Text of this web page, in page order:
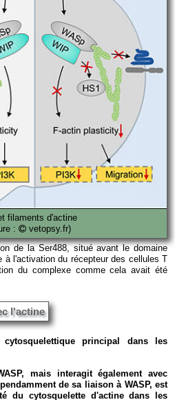
filaments d'actine
:
vetopsy.fr)
de la Ser488, situé avant le domaine
à l'activation du récepteur des cellules T
du complexe comme cela avait été
l'actine
principal dans les
mais interagit également avec
de sa liaison à WASP, est
du cytosquelette d'actine dans les